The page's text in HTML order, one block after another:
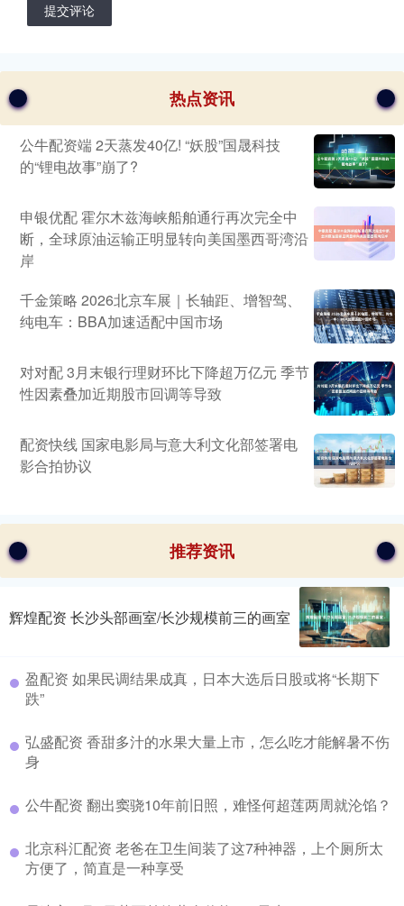
提交评论
热点资讯
公牛配资端 2天蒸发40亿! “妖股”国晟科技
的“锂电故事”崩了?
申银优配 霍尔木兹海峡船舶通行再次完全中
断，全球原油运输正明显转向美国墨西哥湾沿
岸
千金策略 2026北京车展｜长轴距、增智驾、
纯电车：BBA加速适配中国市场
对对配 3月末银行理财环比下降超万亿元 季节
性因素叠加近期股市回调等导致
配资快线 国家电影局与意大利文化部签署电
影合拍协议
推荐资讯
辉煌配资 长沙头部画室/长沙规模前三的画室
盈配资 如果民调结果成真，日本大选后日股或将“长期下
跌”
弘盛配资 香甜多汁的水果大量上市，怎么吃才能解暑不伤
身
公牛配资 翻出窦骁10年前旧照，难怪何超莲两周就沦馅？
北京科汇配资 老爸在卫生间装了这7种神器，上个厕所太
方便了，简直是一种享受